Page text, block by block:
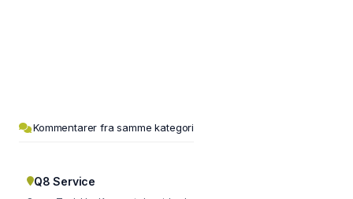
Kommentarer fra samme kategori
Q8 Service